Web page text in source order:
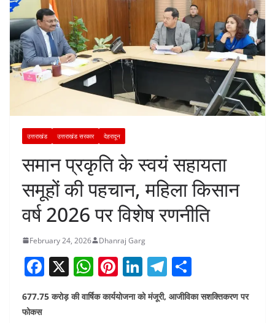
उत्तराखंड उत्तराखंड सरकार देहरादून
समान प्रकृति के स्वयं सहायता
समूहों की पहचान, महिला किसान
वर्ष 2026 पर विशेष रणनीति
February 24, 2026 Dhanraj Garg
F
c
X W
h
at
Pi
nt
er
Li
n
k
T
el
e ar
677.75 करोड़ की वार्षिक कार्ययोजना को मंजूरी, आजीविका सशक्तिकरण पर
फोकस